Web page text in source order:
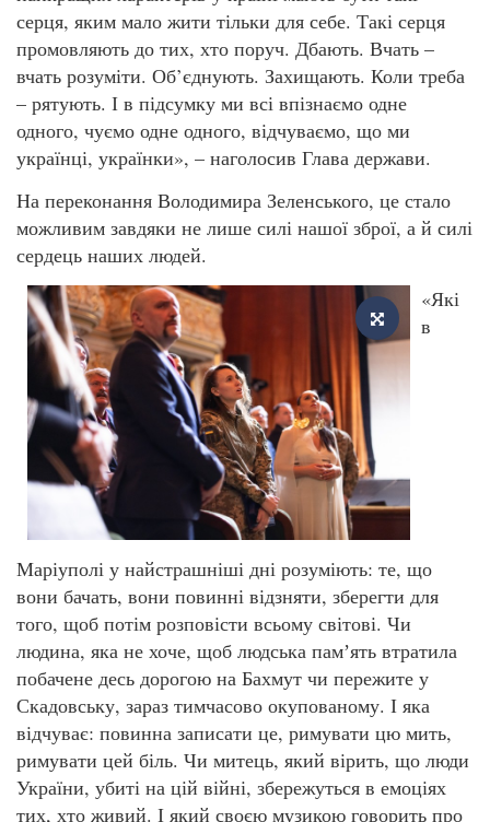
серця, яким мало жити тільки для себе. Такі серця
промовляють до тих, хто поруч. Дбають. Вчать –
вчать розуміти. Об’єднують. Захищають. Коли треба
– рятують. І в підсумку ми всі впізнаємо одне
одного, чуємо одне одного, відчуваємо, що ми
українці, українки», – наголосив Глава держави.
На переконання Володимира Зеленського, це стало
можливим завдяки не лише силі нашої зброї, а й силі
сердець наших людей.
«Які
в
Маріуполі у найстрашніші дні розуміють: те, що
вони бачать, вони повинні відзняти, зберегти для
того, щоб потім розповісти всьому світові. Чи
людина, яка не хоче, щоб людська памʼять втратила
побачене десь дорогою на Бахмут чи пережите у
Скадовську, зараз тимчасово окупованому. І яка
відчуває: повинна записати це, римувати цю мить,
римувати цей біль. Чи митець, який вірить, що люди
України, убиті на цій війні, збережуться в емоціях
тих, хто живий. І який своєю музикою говорить про